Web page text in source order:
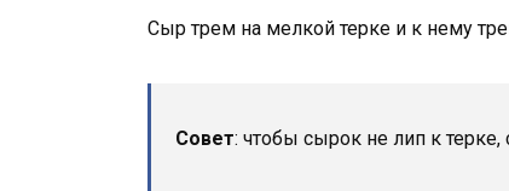
Сыр трем на мелкой терке и к нему
Совет: чтобы сырок не лип к